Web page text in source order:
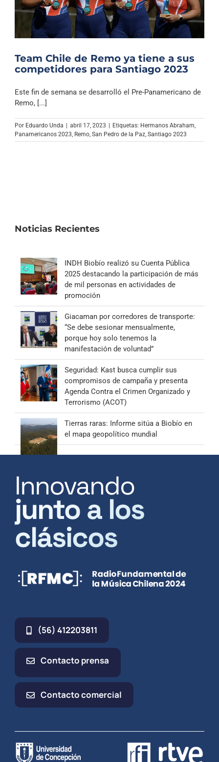
Team Chile de Remo ya tiene a sus
competidores para Santiago 2023
Este fin de semana se desarrolló el Pre-Panamericano de
Remo, [...]
Por Eduardo Unda | abril 17, 2023 | Etiquetas: Hermanos Abraham
Panamericanos 2023 Remo San Pedro de la Paz Santiago 2023
Noticias Recientes
INDH Biobío realizó su Cuenta Pública
2025 destacando la participación de más
de mil personas en actividades de
promoción
Giacaman por corredores de transporte:
“Se debe sesionar mensualmente,
porque hoy solo tenemos la
manifestación de voluntad”
Seguridad: Kast busca cumplir sus
compromisos de campaña y presenta
Agenda Contra el Crimen Organizado y
Terrorismo (ACOT)
Tierras raras: Informe sitúa a Biobío en
el mapa geopolítico mundial
Innovando
junto a los
clásicos
(56) 412203811
Contacto prensa
Contacto comercial